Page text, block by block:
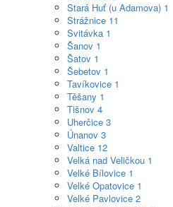
Stará Huť (u Adamova) 1
Strážnice 11
Svitávka 1
Šanov 1
Šatov 1
Šebetov 1
Tavíkovice 1
Těšany 1
Tišnov 4
Uherčice 3
Únanov 3
Valtice 12
Velká nad Veličkou 1
Velké Bílovice 1
Velké Opatovice 1
Velké Pavlovice 2